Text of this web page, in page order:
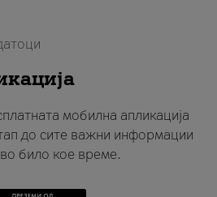
мобилна апликација
до сите важни информации
било кое време.